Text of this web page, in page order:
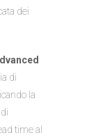
dei
di
la
time al